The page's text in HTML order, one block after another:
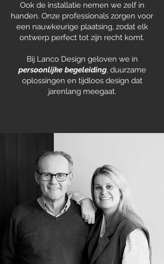
Ook de installatie nemen we zelf in
handen. Onze professionals zorgen voor
een nauwkeurige plaatsing, zodat elk
ontwerp perfect tot zijn recht komt.
Bij Lanco Design geloven we in
persoonlijke begeleiding, duurzame
oplossingen en tijdloos design dat
jarenlang meegaat.